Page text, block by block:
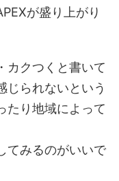
が盛り上がり
カクつくと書いて
じられないという
たり地域によって
てみるのがいいで